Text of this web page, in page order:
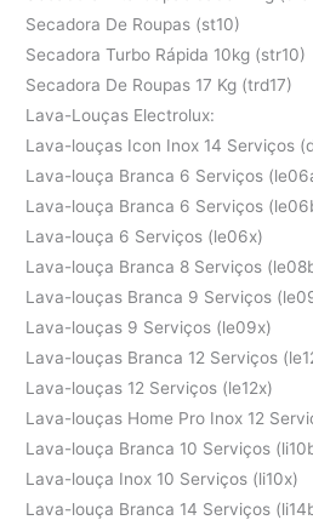
Secadora De Roupas (st10)
Secadora Turbo Rápida 10kg (str10)
Secadora De Roupas 17 Kg (trd17)
Lava-Louças Electrolux:
Lava-louças Icon Inox 14 Serviços
Lava-louça Branca 6 Serviços
Lava-louça Branca 6 Serviços
Lava-louça 6 Serviços (le06x)
Lava-louça Branca 8 Serviços
Lava-louças Branca 9 Serviços
Lava-louças 9 Serviços (le09x)
Lava-louças Branca 12 Serviços
Lava-louças 12 Serviços (le12x)
Lava-louças Home Pro Inox 12
Lava-louça Branca 10 Serviços
Lava-louça Inox 10 Serviços (li10x)
Lava-louça Branca 14 Serviços